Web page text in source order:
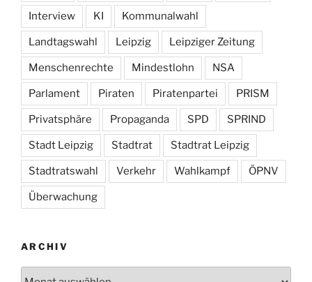
Interview KI Kommunalwahl
Landtagswahl Leipzig Leipziger Zeitung
Menschenrechte Mindestlohn NSA
Parlament Piraten Piratenpartei PRISM
Privatsphäre Propaganda SPD SPRIND
Stadt Leipzig Stadtrat Stadtrat Leipzig
Stadtratswahl Verkehr Wahlkampf ÖPNV
Überwachung
ARCHIV